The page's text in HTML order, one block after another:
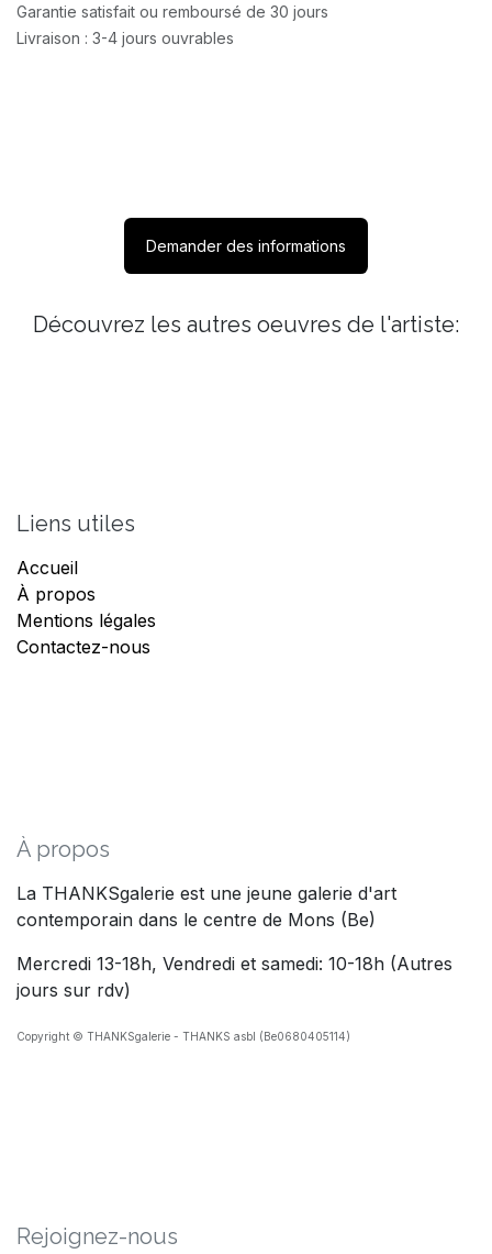
Garantie satisfait ou remboursé de 30 jours
Livraison : 3-4 jours ouvrables
Demander des informations
Découvrez les autres oeuvres de l'artiste:
Liens utiles
Accueil
À propos
Mentions légales
Contactez-nous
À propos
La THANKSgalerie est une jeune galerie d'art
contemporain dans le centre de Mons (Be)
Mercredi 13-18h, Vendredi et samedi: 10-18h (Autres
jours sur rdv)
Copyright © THANKSgalerie - THANKS asbl (Be0680405114)
Rejoig​nez-nous